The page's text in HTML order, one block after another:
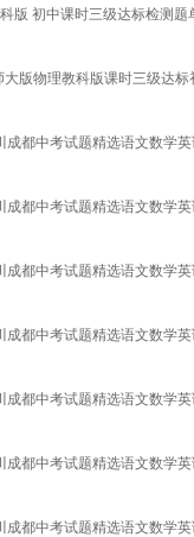
版 初中课时三级达标检测
版物理教科版课时三级达
成都中考试题精选语文数
成都中考试题精选语文数
成都中考试题精选语文数
成都中考试题精选语文数
成都中考试题精选语文数
成都中考试题精选语文数
成都中考试题精选语文数